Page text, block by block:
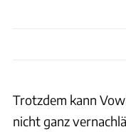
Trotzdem kann
nicht ganz